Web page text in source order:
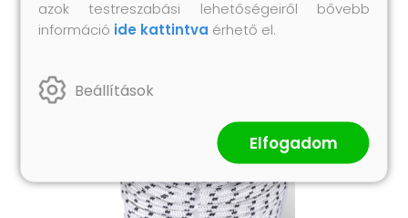
azok testreszabási lehetőségeiről bővebb
információ ide kattintva érhető el.
Beállítások
Elfogadom